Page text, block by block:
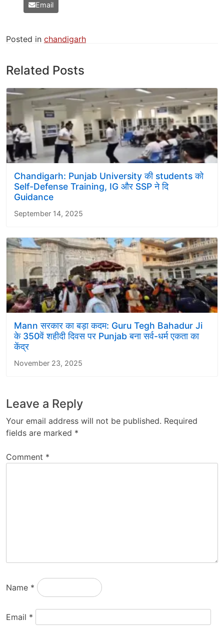
Email
Posted in chandigarh
Related Posts
Chandigarh: Punjab University की students को
Self-Defense Training, IG और SSP ने दि
Guidance
September 14, 2025
Mann सरकार का बड़ा कदम: Guru Tegh Bahadur Ji
के 350वें शहीदी दिवस पर Punjab बना सर्व-धर्म एकता का
केंद्र
November 23, 2025
Leave a Reply
Your email address will not be published. Required
fields are marked *
Comment *
Name *
Email *